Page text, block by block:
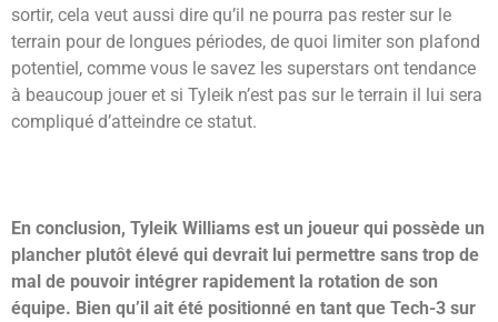
sortir, cela veut aussi dire qu’il ne pourra pas rester sur le
terrain pour de longues périodes, de quoi limiter son plafond
potentiel, comme vous le savez les superstars ont tendance
à beaucoup jouer et si Tyleik n’est pas sur le terrain il lui sera
compliqué d’atteindre ce statut.
En conclusion, Tyleik Williams est un joueur qui possède un
plancher plutôt élevé qui devrait lui permettre sans trop de
mal de pouvoir intégrer rapidement la rotation de son
équipe. Bien qu’il ait été positionné en tant que Tech-3 sur